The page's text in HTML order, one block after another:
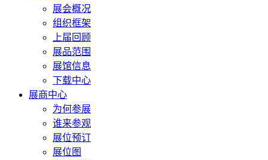
展会概况
组织框架
上届回顾
展品范围
展馆信息
下载中心
展商中心
为何参展
谁来参观
展位预订
展位图